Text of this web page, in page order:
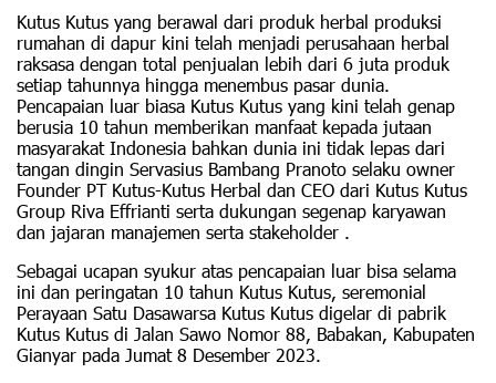
Kutus Kutus yang berawal dari produk herbal produksi
rumahan di dapur kini telah menjadi perusahaan herbal
raksasa dengan total penjualan lebih dari 6 juta produk
setiap tahunnya hingga menembus pasar dunia.
Pencapaian luar biasa Kutus Kutus yang kini telah genap
berusia 10 tahun memberikan manfaat kepada jutaan
masyarakat Indonesia bahkan dunia ini tidak lepas dari
tangan dingin Servasius Bambang Pranoto selaku owner
Founder PT Kutus-Kutus Herbal dan CEO dari Kutus Kutus
Group Riva Effrianti serta dukungan segenap karyawan
dan jajaran manajemen serta stakeholder .
Sebagai ucapan syukur atas pencapaian luar bisa selama
ini dan peringatan 10 tahun Kutus Kutus, seremonial
Perayaan Satu Dasawarsa Kutus Kutus digelar di pabrik
Kutus Kutus di Jalan Sawo Nomor 88, Babakan, Kabupaten
Gianyar pada Jumat 8 Desember 2023.